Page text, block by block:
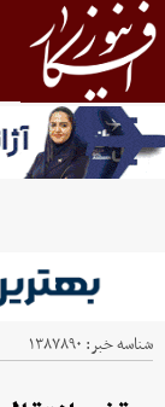
شناسه خبر: ۱۳۸۷۸۹۰